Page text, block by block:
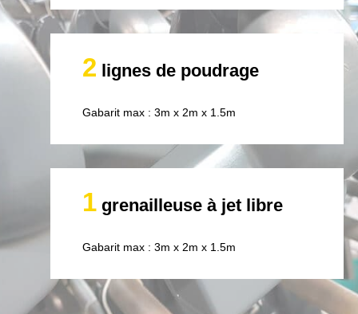
2 lignes de poudrage
Gabarit max : 3m x 2m x 1.5m
1grenailleuse à jet libre
Gabarit max : 3m x 2m x 1.5m